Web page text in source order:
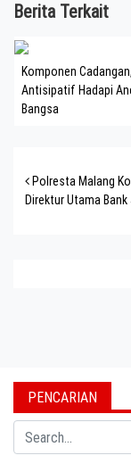
Berita Terkait
Komponen
Antisipatif Hadapi
Bangsa
Post
Polresta Malang
Direktur Utama
PENCARIAN
Search